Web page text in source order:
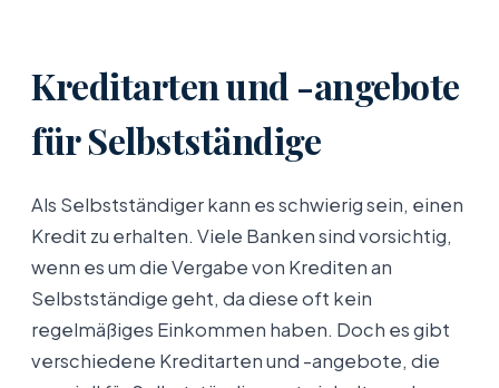
Kreditarten und -angebote
für Selbstständige
Als Selbstständiger kann es schwierig sein, einen
Kredit zu erhalten. Viele Banken sind vorsichtig,
wenn es um die Vergabe von Krediten an
Selbstständige geht, da diese oft kein
regelmäßiges Einkommen haben. Doch es gibt
verschiedene Kreditarten und -angebote, die